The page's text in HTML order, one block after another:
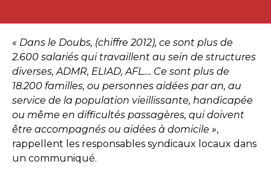
« Dans le Doubs, (chiffre 2012), ce sont plus de
2.600 salariés qui travaillent au sein de structures
diverses, ADMR, ELIAD, AFL…. Ce sont plus de
18.200 familles, ou personnes aidées par an, au
service de la population vieillissante, handicapée
ou même en difficultés passagères, qui doivent
être accompagnés ou aidées à domicile »,
rappellent les responsables syndicaux locaux dans
un communiqué.